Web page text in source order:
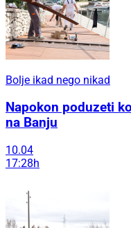
Bolje ikad nego nikad
Napokon poduzeti
na Banju
10.04
17:28h